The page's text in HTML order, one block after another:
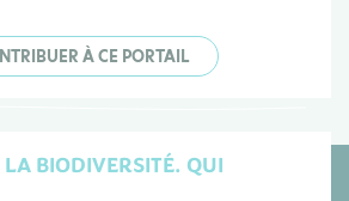
À CE PORTAIL
BIODIVERSITÉ. QUI